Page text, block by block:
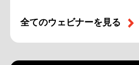
全てのウェビナーを見る